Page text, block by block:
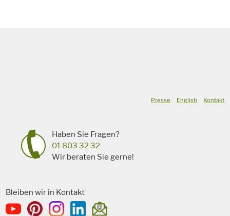
Presse English Kontakt
Haben Sie Fragen?
01 803 32 32
Wir beraten Sie gerne!
Bleiben wir in Kontakt